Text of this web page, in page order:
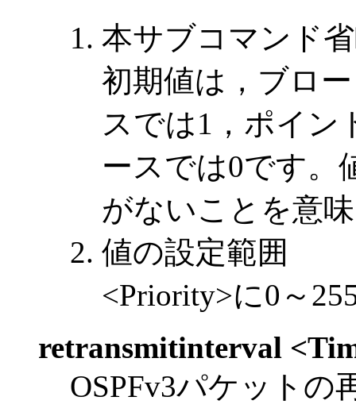
本サブコマンド
初期値は，ブロ
スでは1，ポイン
ースでは0です。
がないことを意
値の設定範囲
<Priority>に0～
retransmitinterval
OSPFv3パケットの